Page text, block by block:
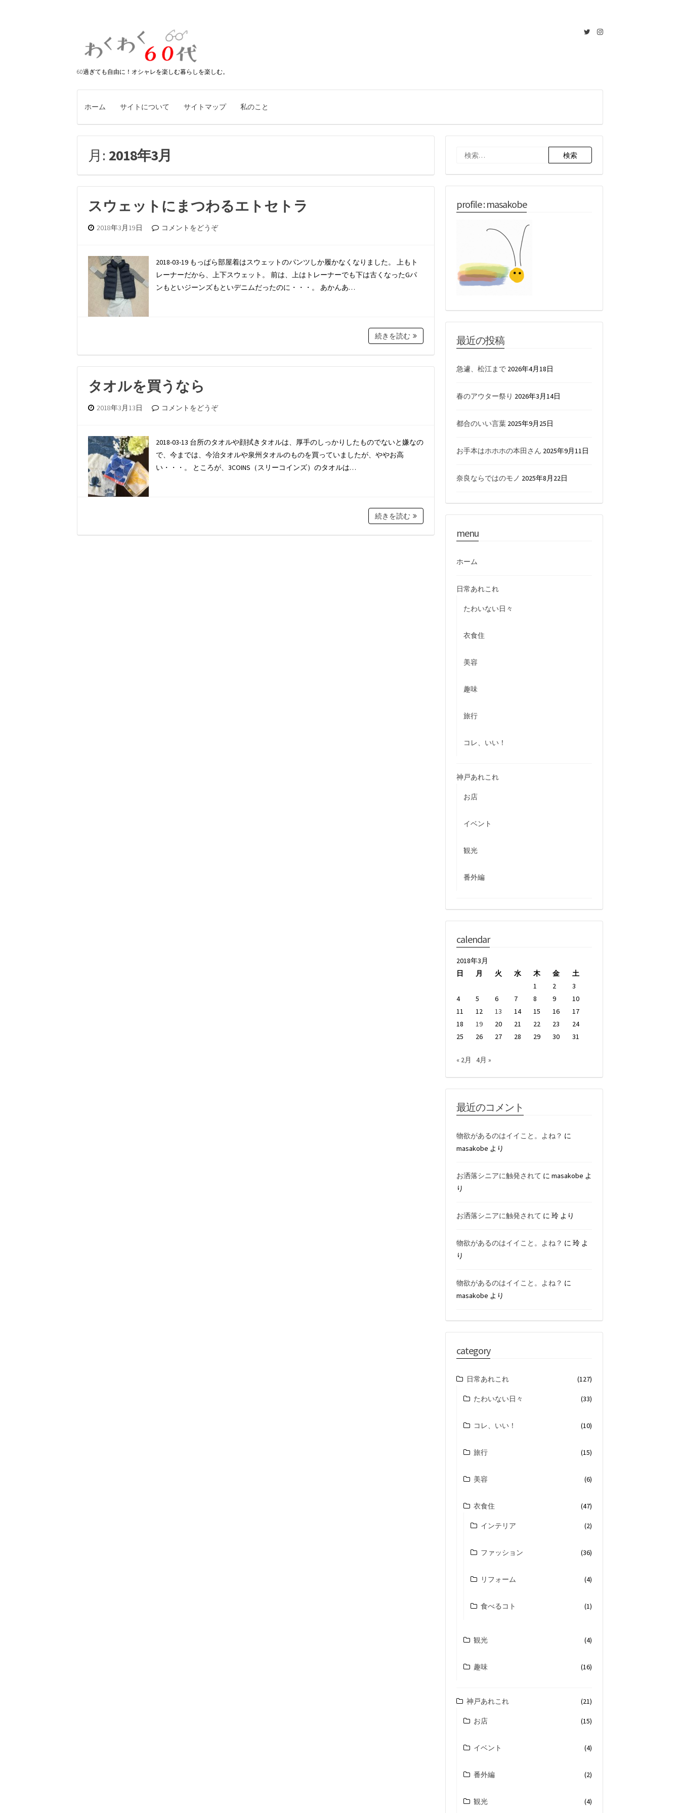
60過ぎても自由に！オシャレを楽しむ暮らしを楽しむ。
TwitterInstagram
ホーム サイトについて サイトマップ 私のこと
月: 2018年3月
スウェットにまつわるエトセトラ
2018年3月19日 コメントをどうぞ
2018-03-19 もっぱら部屋着はスウェットのパンツしか履かなくなりました。 上もト
レーナーだから、上下スウェット。 前は、上はトレーナーでも下は古くなったGパ
ンもといジーンズもといデニムだったのに・・・。 あかんあ…
続きを読む
タオルを買うなら
2018年3月13日 コメントをどうぞ
2018-03-13 台所のタオルや顔拭きタオルは、厚手のしっかりしたものでないと嫌なの
で、今までは、今治タオルや泉州タオルのものを買っていましたが、ややお高
い・・・。 ところが、3COINS（スリーコインズ）のタオルは…
続きを読む
索:
profile : masakobe
最近の投稿
急遽、松江まで 2026年4月18日
春のアウター祭り 2026年3月14日
都合のいい言葉 2025年9月25日
お手本はホホホの本田さん 2025年9月11日
奈良ならではのモノ 2025年8月22日
menu
ホーム
日常あれこれ
たわいない日々
衣食住
美容
趣味
旅行
コレ、いい！
神戸あれこれ
お店
イベント
観光
番外編
calendar
2018年3月
日
月 火 水 木 金
土
1
2
3
4
5 6 7 8 9
10
11
12 13 14 15 16
17
18
19 20 21 22 23
24
25
26 27 28 29 30 31
« 2月 4月 »
最近のコメント
物欲があるのはイイこと。よね？ に
masakobe より
お洒落シニアに触発されて に masakobe よ
り
お洒落シニアに触発されて に 玲 より
物欲があるのはイイこと。よね？ に 玲 よ
り
物欲があるのはイイこと。よね？ に
masakobe より
category
日常あれこれ (127)
たわいない日々 (33)
コレ、いい！ (10)
旅行 (15)
美容 (6)
衣食住 (47)
インテリア (2)
ファッション (36)
リフォーム (4)
食べるコト (1)
観光 (4)
趣味 (16)
神戸あれこれ (21)
お店 (15)
イベント (4)
番外編 (2)
観光 (4)